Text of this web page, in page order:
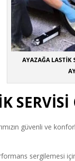
AYAZAĞA LASTİK
güvenli ve
sergilemesi